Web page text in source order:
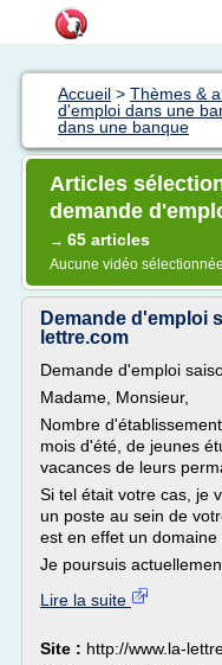
Accueil > Thèmes &
d'emploi dans une
dans une banque
Articles
demande
→ 65 articles
Aucune vidéo
Demande d'emploi
lettre.com
Demande d'emploi
Madame, Monsieur,
Nombre
mois d'été, de jeunes
vacances de leurs
Si tel était votre cas, je
un poste au sein de
est en effet un domaine
Je poursuis
Lire la suite
Site : http://www.la-